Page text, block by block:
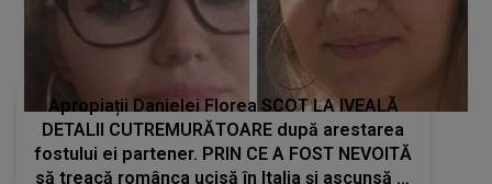
Apropiații Danielei Florea SCOT LA IVEALĂ
DETALII CUTREMURĂTOARE după arestarea
fostului ei partener. PRIN CE A FOST NEVOITĂ
să treacă românca ucisă în Italia și ascunsă în